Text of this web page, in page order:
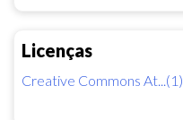
Licenças
Creative Commons At...(1)